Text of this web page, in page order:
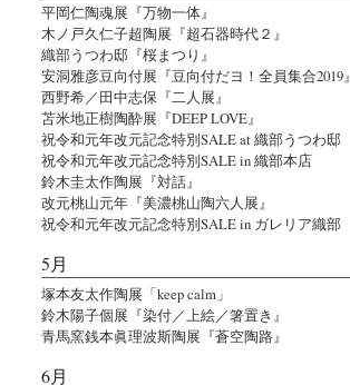
平岡仁陶魂展『万物一体』
木ノ戸久仁子超陶展『超石器時代２』
織部うつわ邸『桜まつり』
安洞雅彦豆向付展『豆向付だヨ！全員集合2019』
西野希／田中志保『二人展』
苫米地正樹陶酔展『DEEP LOVE』
祝令和元年改元記念特別SALE at 織部うつわ邸
祝令和元年改元記念特別SALE in 織部本店
鈴木圭太作陶展『対話』
改元桃山元年『美濃桃山陶六人展』
祝令和元年改元記念特別SALE in ガレリア織部
5月
塚本友太作陶展「keep calm」
鈴木陽子個展『染付／上絵／箸置き』
青馬窯銭本眞理波斯陶展『蒼空陶路』
6月